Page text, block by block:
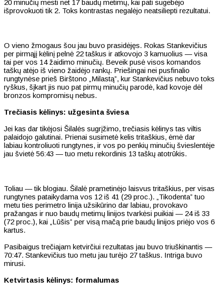
20 minučių mesti net 17 baudų metimų, kai pati sugebėjo
išprovokuoti tik 2. Toks kontrastas negalėjo neatsiliepti rezultatui.
O vieno žmogaus šou jau buvo prasidėjęs. Rokas Stankevičius
per pirmąjį kėlinį pelnė 22 taškus ir atkovojo 3 kamuolius — visa
tai per vos 14 žaidimo minučių. Beveik pusė visos komandos
taškų atėjo iš vieno žaidėjo rankų. Priešingai nei pusfinalio
rungtynėse prieš Birštono „Milastą”, kur Stankevičius nebuvo toks
ryškus, šįkart jis nuo pat pirmų minučių parodė, kad kovoje dėl
bronzos kompromisų nebus.
Trečiasis kėlinys: užgesinta šviesa
Jei kas dar tikėjosi Šilalės sugrįžimo, trečiasis kėlinys tas viltis
palaidojo galutinai. Prienai susimetė kelis tritaškius, ėmė dar
labiau kontroliuoti rungtynes, ir vos po penkių minučių švieslentėje
jau švietė 56:43 — tuo metu rekordinis 13 taškų atotrūkis.
Toliau — tik blogiau. Šilalė prametinėjo laisvus tritaškius, per visas
rungtynes pataikydama vos 12 iš 41 (29 proc.). „Tikodenta” tuo
metu ties perimetro linija užsikūrino dar labiau, provokavo
pražangas ir nuo baudų metimų linijos tvarkėsi puikiai — 24 iš 33
(72 proc.), kai „Lūšis” per visą mačą prie baudų linijos priėjo vos 6
kartus.
Pasibaigus trečiajam ketvirčiui rezultatas jau buvo triuškinantis —
70:47. Stankevičius tuo metu jau turėjo 27 taškus. Intriga buvo
mirusi.
Ketvirtasis kėlinys: formalumas